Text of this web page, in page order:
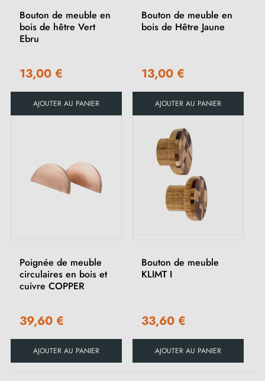
Bouton de meuble en
bois de hêtre Vert
Ebru
13,00 €
AJOUTER AU PANIER
Bouton de meuble en
bois de Hêtre Jaune
13,00 €
AJOUTER AU PANIER
Poignée de meuble
circulaires en bois et
cuivre COPPER
39,60 €
AJOUTER AU PANIER
Bouton de meuble
KLIMT I
33,60 €
AJOUTER AU PANIER